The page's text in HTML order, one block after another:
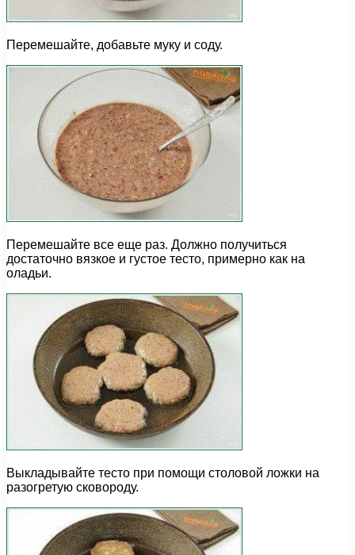
Перемешайте, добавьте муку и соду.
Перемешайте все еще раз. Должно получиться
достаточно вязкое и густое тесто, примерно как на
оладьи.
Выкладывайте тесто при помощи столовой ложки на
разогретую сковороду.